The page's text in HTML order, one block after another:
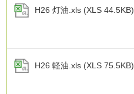
H26 灯油.xls (XLS 44.5KB)
H26 軽油.xls (XLS 75.5KB)